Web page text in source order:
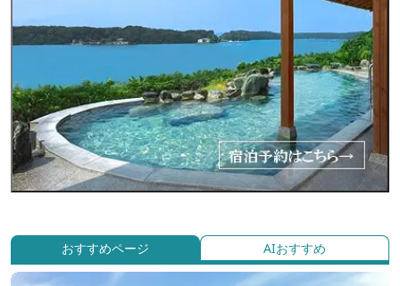
おすすめページ AIおすすめ